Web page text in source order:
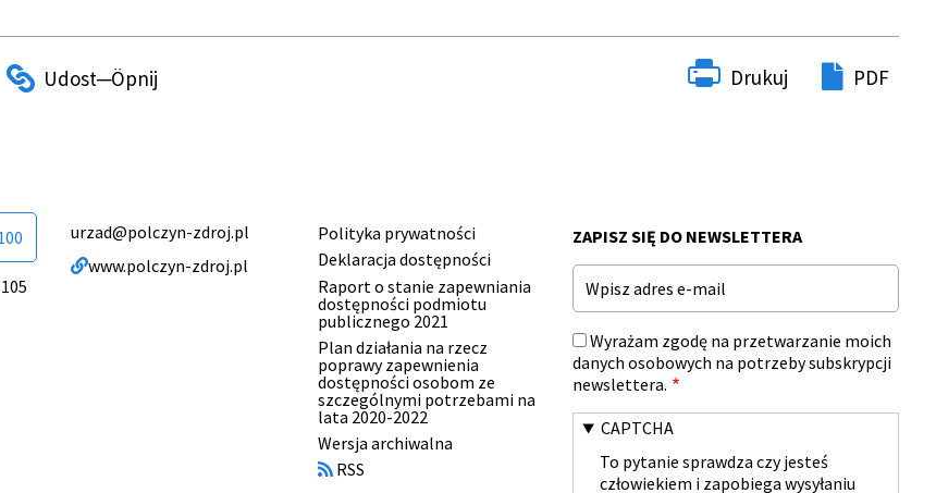
Drukuj PDF
urzad@polczyn-zdroj.pl
www.polczyn-zdroj.pl
Menu
stopki
Polityka prywatności
Deklaracja dostępności
Raport o stanie zapewniania
dostępności podmiotu
publicznego 2021
Plan działania na rzecz
poprawy zapewnienia
dostępności osobom ze
szczególnymi potrzebami na
lata 2020-2022
Otworzy
się
w
Wersja archiwalna
RSS
ZAPISZ SIĘ DO NEWSLETTERA
Email
Wyrażam zgodę na przetwarzanie moich
danych osobowych na potrzeby subskrypcji
newslettera.
CAPTCHA
To pytanie sprawdza czy jesteś
człowiekiem i zapobiega wysyłaniu